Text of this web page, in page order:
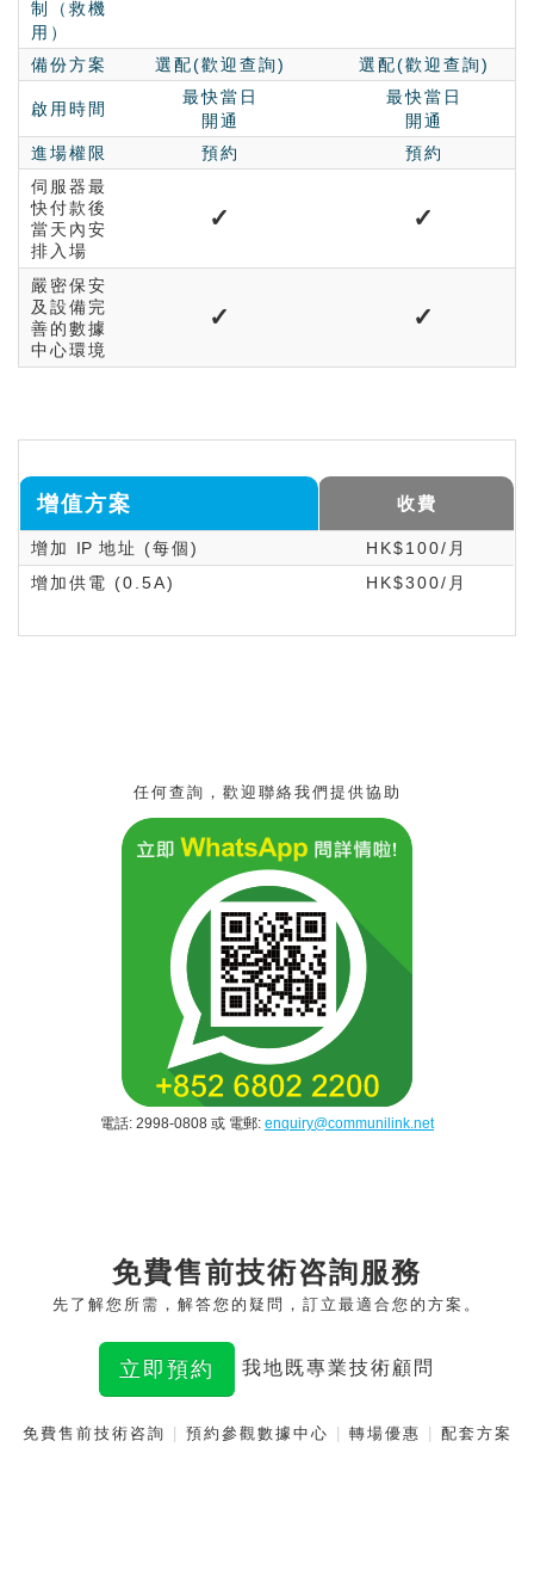
制（救機
用）
備份方案
選配(歡迎查詢) 選配(歡迎查詢)
啟用時間
最快當日
開通
最快當日
開通
進場權限
預約
預約
伺服器最
快付款後
當天內安
排入場
✓ ✓
嚴密保安
及設備完
善的數據
中心環境
✓ ✓
增值方案 收費
增加 IP 地址 (每個)
HK$100/月
增加供電 (0.5A)
HK$300/月
任何查詢，歡迎聯絡我們提供協助
電話: 2998-0808 或 電郵: enquiry@communilink.net
免費售前技術咨詢服務
先了解您所需，解答您的疑問，訂立最適合您的方案。
立即預約 我地既專業技術顧問
免費售前技術咨詢 預約參觀數據中心 轉場優惠 配套方案